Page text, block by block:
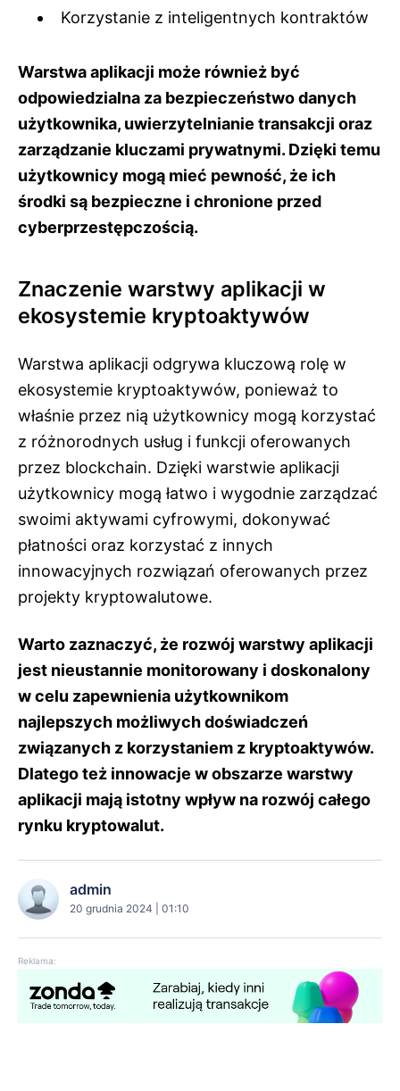
Korzystanie z inteligentnych kontraktów
Warstwa aplikacji może również być
odpowiedzialna za bezpieczeństwo danych
użytkownika, uwierzytelnianie transakcji oraz
zarządzanie kluczami prywatnymi. Dzięki temu
użytkownicy mogą mieć pewność, że ich
środki są bezpieczne i chronione przed
cyberprzestępczością.
Znaczenie warstwy aplikacji w
ekosystemie kryptoaktywów
Warstwa aplikacji odgrywa kluczową rolę w
ekosystemie kryptoaktywów, ponieważ to
właśnie przez nią użytkownicy mogą korzystać
z różnorodnych usług i funkcji oferowanych
przez blockchain. Dzięki warstwie aplikacji
użytkownicy mogą łatwo i wygodnie zarządzać
swoimi aktywami cyfrowymi, dokonywać
płatności oraz korzystać z innych
innowacyjnych rozwiązań oferowanych przez
projekty kryptowalutowe.
Warto zaznaczyć, że rozwój warstwy aplikacji
jest nieustannie monitorowany i doskonalony
w celu zapewnienia użytkownikom
najlepszych możliwych doświadczeń
związanych z korzystaniem z kryptoaktywów.
Dlatego też innowacje w obszarze warstwy
aplikacji mają istotny wpływ na rozwój całego
rynku kryptowalut.
admin
20 grudnia 2024 | 01:10
Reklama: